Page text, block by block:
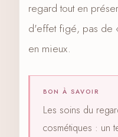
regard tout en
d'effet figé, pas de
en mieux.
BON À SAVOIR
Les soins du
cosmétiques : un